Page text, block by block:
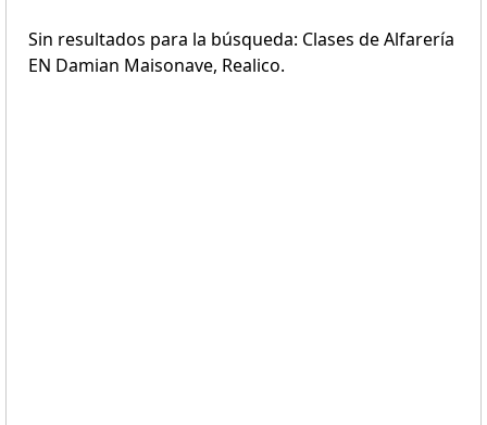
Sin resultados para la búsqueda: Clases de Alfarería
EN Damian Maisonave, Realico.